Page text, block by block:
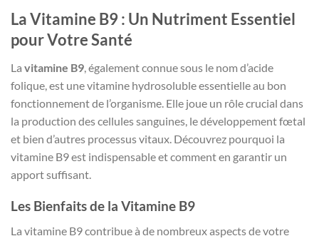
était :
د.ت 39,000.
est :
د.ت 29,000.
La Vitamine B9 : Un Nutriment Essentiel
pour Votre Santé
La vitamine B9 , également connue sous le nom d’acide
folique, est une vitamine hydrosoluble essentielle au bon
fonctionnement de l’organisme. Elle joue un rôle crucial dans
la production des cellules sanguines, le développement fœtal
et bien d’autres processus vitaux. Découvrez pourquoi la
vitamine B9 est indispensable et comment en garantir un
apport suffisant.
Les Bienfaits de la Vitamine B9
La vitamine B9 contribue à de nombreux aspects de votre